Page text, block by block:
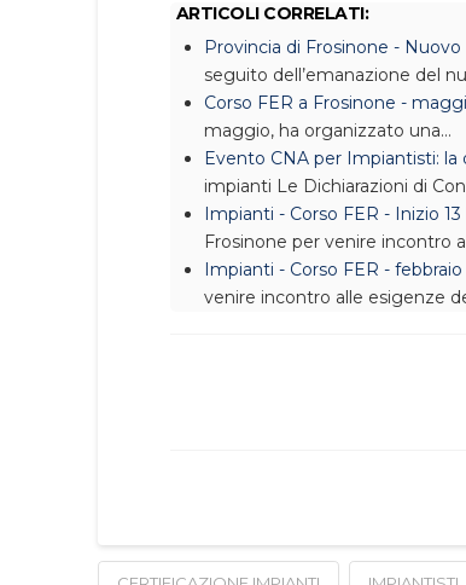
ARTICOLI CORRELATI:
Provincia di Frosinone -
seguito dell’emanazione del
Corso FER a Frosinone -
maggio, ha organizzato una…
Evento CNA per Impiantisti:
impianti Le Dichiarazioni di
Impianti - Corso FER - Inizio
Frosinone per venire incontro
Impianti - Corso FER -
venire incontro alle esigenze